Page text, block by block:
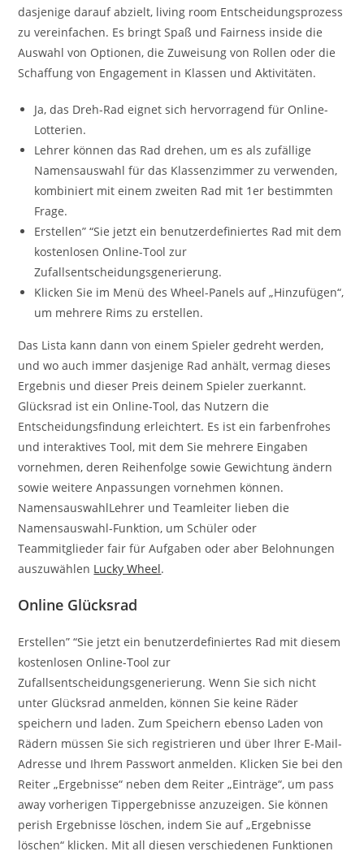
dasjenige darauf abzielt, living room Entscheidungsprozess
zu vereinfachen. Es bringt Spaß und Fairness inside die
Auswahl von Optionen, die Zuweisung von Rollen oder die
Schaffung von Engagement in Klassen und Aktivitäten.
Ja, das Dreh-Rad eignet sich hervorragend für Online-
Lotterien.
Lehrer können das Rad drehen, um es als zufällige
Namensauswahl für das Klassenzimmer zu verwenden,
kombiniert mit einem zweiten Rad mit 1er bestimmten
Frage.
Erstellen” “Sie jetzt ein benutzerdefiniertes Rad mit dem
kostenlosen Online-Tool zur
Zufallsentscheidungsgenerierung.
Klicken Sie im Menü des Wheel-Panels auf „Hinzufügen“,
um mehrere Rims zu erstellen.
Das Lista kann dann von einem Spieler gedreht werden,
und wo auch immer dasjenige Rad anhält, vermag dieses
Ergebnis und dieser Preis deinem Spieler zuerkannt.
Glücksrad ist ein Online-Tool, das Nutzern die
Entscheidungsfindung erleichtert. Es ist ein farbenfrohes
und interaktives Tool, mit dem Sie mehrere Eingaben
vornehmen, deren Reihenfolge sowie Gewichtung ändern
sowie weitere Anpassungen vornehmen können.
NamensauswahlLehrer und Teamleiter lieben die
Namensauswahl-Funktion, um Schüler oder
Teammitglieder fair für Aufgaben oder aber Belohnungen
auszuwählen Lucky Wheel.
Online Glücksrad
Erstellen” “Sie jetzt ein benutzerdefiniertes Rad mit diesem
kostenlosen Online-Tool zur
Zufallsentscheidungsgenerierung. Wenn Sie sich nicht
unter Glücksrad anmelden, können Sie keine Räder
speichern und laden. Zum Speichern ebenso Laden von
Rädern müssen Sie sich registrieren und über Ihrer E-Mail-
Adresse und Ihrem Passwort anmelden. Klicken Sie bei den
Reiter „Ergebnisse“ neben dem Reiter „Einträge“, um pass
away vorherigen Tippergebnisse anzuzeigen. Sie können
perish Ergebnisse löschen, indem Sie auf „Ergebnisse
löschen“ klicken. Mit all diesen verschiedenen Funktionen